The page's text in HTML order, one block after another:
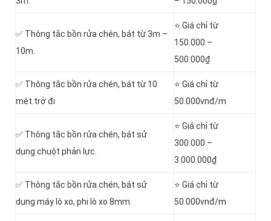
✅ Thông tắc bồn rửa chén, bát từ 3m –
10m.
⭐ Giá chỉ từ
150.000 –
500.000₫
✅ Thông tắc bồn rửa chén, bát từ 10
mét.trở đi
⭐ Giá chỉ từ
50.000vnđ/m
✅ Thông tắc bồn rửa chén, bát sử
dụng chuột phản lực.
⭐ Giá chỉ từ
300.000 –
3.000.000₫
✅ Thông tắc bồn rửa chén, bát sử
dụng máy lò xo, phi lò xo 8mm.
⭐ Giá chỉ từ
50.000vnđ/m